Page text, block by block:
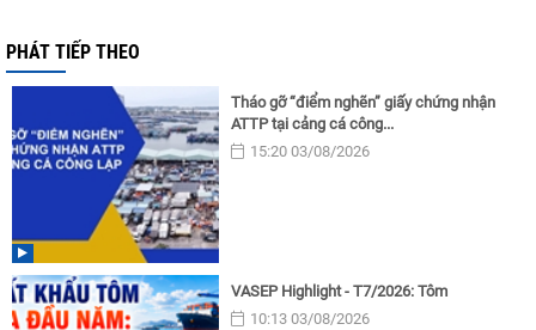
PHÁT TIẾP THEO
Tháo gỡ “điểm nghẽn” giấy chứng nhận
ATTP tại cảng cá công...
15:20 03/08/2026
VASEP Highlight - T7/2026: Tôm
10:13 03/08/2026